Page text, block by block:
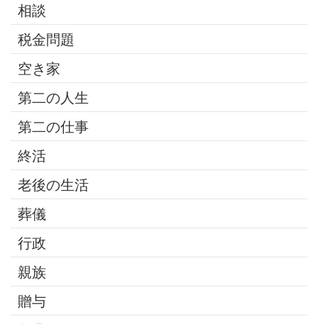
相談
税金問題
空き家
第二の人生
第二の仕事
終活
老後の生活
葬儀
行政
親族
贈与